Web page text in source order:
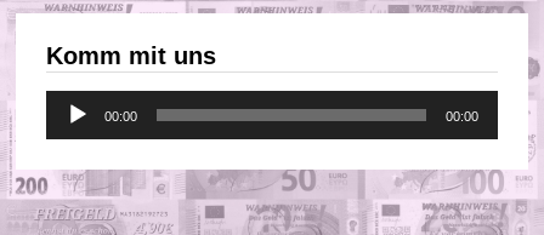
Komm mit uns
Audio-
Player
00:00 00:00